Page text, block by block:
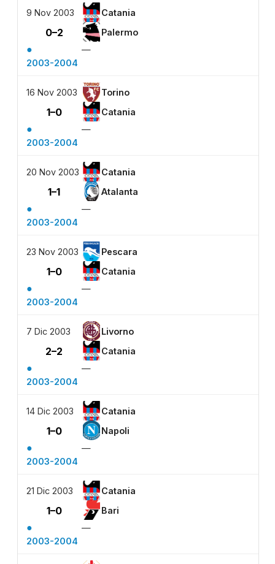
9 Nov 2003 Catania
0–2 Palermo
●
—
2003-2004
16 Nov 2003 Torino
1–0 Catania
●
—
2003-2004
20 Nov 2003 Catania
1–1 Atalanta
●
—
2003-2004
23 Nov 2003 Pescara
1–0 Catania
●
—
2003-2004
7 Dic 2003 Livorno
2–2 Catania
●
—
2003-2004
14 Dic 2003 Catania
1–0 Napoli
●
—
2003-2004
21 Dic 2003 Catania
1–0 Bari
●
—
2003-2004